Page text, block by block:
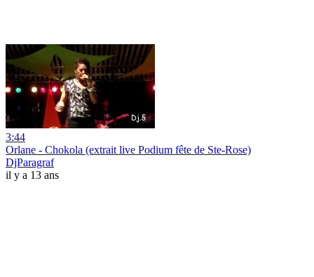
3:44
Orlane - Chokola (extrait live Podium fête de Ste-Rose)
DjParagraf
il y a 13 ans